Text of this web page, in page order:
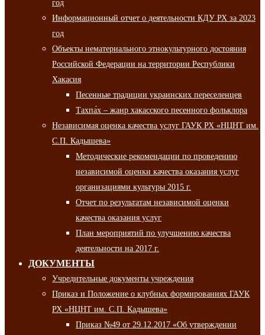
год
Информационный отчет о деятельности КДУ РХ за 2023
год
Объекты нематериального этнокультурного достояния
Российской Федерации на территории Республики
Хакасия
Песенные традиции украинских переселенцев
Тахпа́х – жанр хакасского песенного фольклора
Независимая оценка качества услуг ГАУК РХ «НЦНТ им.
С.П. Кадышева»
Методические рекомендации по проведению
независимой оценки качества оказания услуг
организациями культуры 2015 г.
Отчет по результатам независимой оценки
качества оказания услуг
План мероприятий по улучшению качества
деятельности на 2017 г.
ДОКУМЕНТЫ
Учредительные документы учреждения
Приказ и Положение о клубных формированиях ГАУК
РХ «НЦНТ им. С.П. Кадышева»
Приказ №49 от 29.12.2017 «Об утверждении